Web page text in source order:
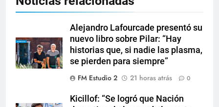
Alejandro Lafourcade presentó su
nuevo libro sobre Pilar: “Hay
historias que, si nadie las plasma,
se pierden para siempre”
FM Estudio 2
21 horas atrás 0
Kicillof: “Se logró que Nación